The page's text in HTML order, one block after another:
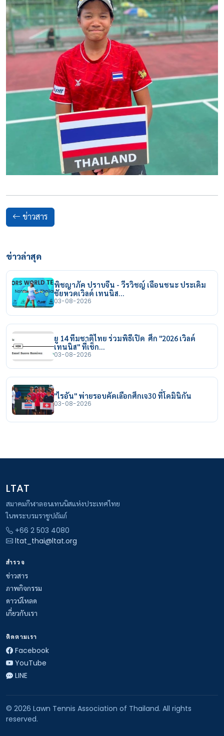
ข่าวสาร
ข่าวล่าสุด
พิชญาภัค ปราบจีน - วีรวิชญ์ เฉือนชนะ ประเดิม
ชัยหวดเวิลด์ เทนนิส…
03-08-2026
ยู 14 ทีมชาติไทย ร่วมพิธีเปิด ศึก "2026 เวิลด์
เทนนิส" ที่เช็ก…
03-08-2026
"ไรอัน" พ่ายรอบคัดเลือกศึกเจ30 ที่โดมินิกัน
03-08-2026
LTAT
สมาคมกีฬาลอนเทนนิสแห่งประเทศไทย
ในพระบรมราชูปถัมภ์
+66 2 503 4080
ltat_thai@ltat.org
สำรวจ
ข่าวสาร
ภาพกิจกรรม
ดาวน์โหลด
เกี่ยวกับเรา
ติดตามเรา
Facebook
YouTube
LINE
© 2026 Lawn Tennis Association of Thailand. All rights
reserved.